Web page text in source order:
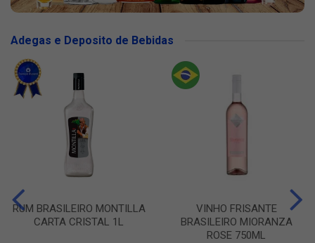
Adegas e Deposito de Bebidas
RUM BRASILEIRO MONTILLA
CARTA CRISTAL 1L
VINHO FRISANTE
BRASILEIRO MIORANZA
ROSE 750ML